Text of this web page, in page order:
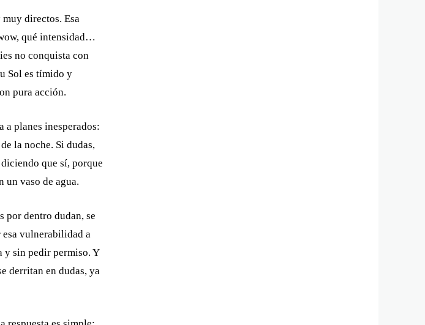
muy directos. Esa
qué intensidad…
no conquista con
Sol es tímido y
pura acción.
a planes inesperados:
la noche. Si dudas,
que sí, porque
un vaso de agua.
por dentro dudan, se
esa vulnerabilidad a
y sin pedir permiso. Y
derritan en dudas, ya